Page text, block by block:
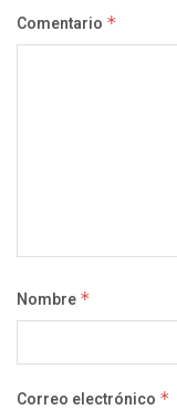
Comentario *
Nombre *
Correo electrónico *